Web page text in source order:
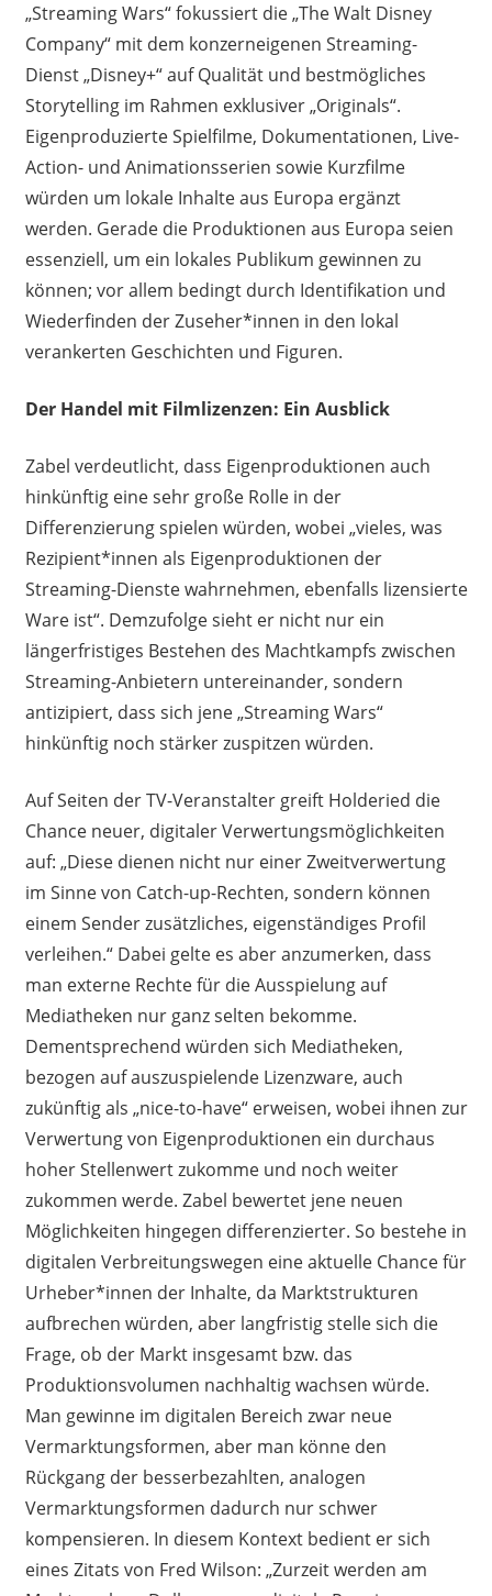
„Streaming Wars“ fokussiert die „The Walt Disney
Company“ mit dem konzerneigenen Streaming-
Dienst „Disney+“ auf Qualität und bestmögliches
Storytelling im Rahmen exklusiver „Originals“.
Eigenproduzierte Spielfilme, Dokumentationen, Live-
Action- und Animationsserien sowie Kurzfilme
würden um lokale Inhalte aus Europa ergänzt
werden. Gerade die Produktionen aus Europa seien
essenziell, um ein lokales Publikum gewinnen zu
können; vor allem bedingt durch Identifikation und
Wiederfinden der Zuseher*innen in den lokal
verankerten Geschichten und Figuren.
Der Handel mit Filmlizenzen: Ein Ausblick
Zabel verdeutlicht, dass Eigenproduktionen auch
hinkünftig eine sehr große Rolle in der
Differenzierung spielen würden, wobei „vieles, was
Rezipient*innen als Eigenproduktionen der
Streaming-Dienste wahrnehmen, ebenfalls lizensierte
Ware ist“. Demzufolge sieht er nicht nur ein
längerfristiges Bestehen des Machtkampfs zwischen
Streaming-Anbietern untereinander, sondern
antizipiert, dass sich jene „Streaming Wars“
hinkünftig noch stärker zuspitzen würden.
Auf Seiten der TV-Veranstalter greift Holderied die
Chance neuer, digitaler Verwertungsmöglichkeiten
auf: „Diese dienen nicht nur einer Zweitverwertung
im Sinne von Catch-up-Rechten, sondern können
einem Sender zusätzliches, eigenständiges Profil
verleihen.“ Dabei gelte es aber anzumerken, dass
man externe Rechte für die Ausspielung auf
Mediatheken nur ganz selten bekomme.
Dementsprechend würden sich Mediatheken,
bezogen auf auszuspielende Lizenzware, auch
zukünftig als „nice-to-have“ erweisen, wobei ihnen zur
Verwertung von Eigenproduktionen ein durchaus
hoher Stellenwert zukomme und noch weiter
zukommen werde. Zabel bewertet jene neuen
Möglichkeiten hingegen differenzierter. So bestehe in
digitalen Verbreitungswegen eine aktuelle Chance für
Urheber*innen der Inhalte, da Marktstrukturen
aufbrechen würden, aber langfristig stelle sich die
Frage, ob der Markt insgesamt bzw. das
Produktionsvolumen nachhaltig wachsen würde.
Man gewinne im digitalen Bereich zwar neue
Vermarktungsformen, aber man könne den
Rückgang der besserbezahlten, analogen
Vermarktungsformen dadurch nur schwer
kompensieren. In diesem Kontext bedient er sich
eines Zitats von Fred Wilson: „Zurzeit werden am